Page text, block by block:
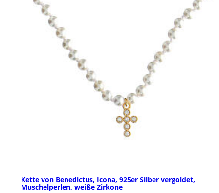
Kette von Benedictus, Icona, 925er Silber vergoldet,
Muschelperlen, weiße Zirkone